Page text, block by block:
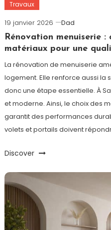
Travaux
19 janvier 2026
Dad
Rénovation menuiserie :
matériaux pour une
La rénovation de menuiserie
logement. Elle renforce aussi la
donc une étape essentielle. À
et moderne. Ainsi, le choix des
garantit des performances
volets et portails doivent
Discover